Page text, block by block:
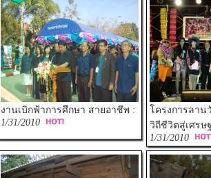
งานเบิกฟ้าการศึกษา สายอาชีพ :
1/31/2010
โครงการลา
วิถีชีวิตสู่เศรษ
1/31/2010